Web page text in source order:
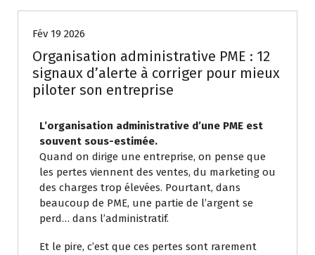
Fév 19 2026
Organisation administrative PME : 12
signaux d’alerte à corriger pour mieux
piloter son entreprise
L’organisation administrative d’une PME est
souvent sous-estimée.
Quand on dirige une entreprise, on pense que
les pertes viennent des ventes, du marketing ou
des charges trop élevées. Pourtant, dans
beaucoup de PME, une partie de l’argent se
perd… dans l’administratif.
Et le pire, c’est que ces pertes sont rarement